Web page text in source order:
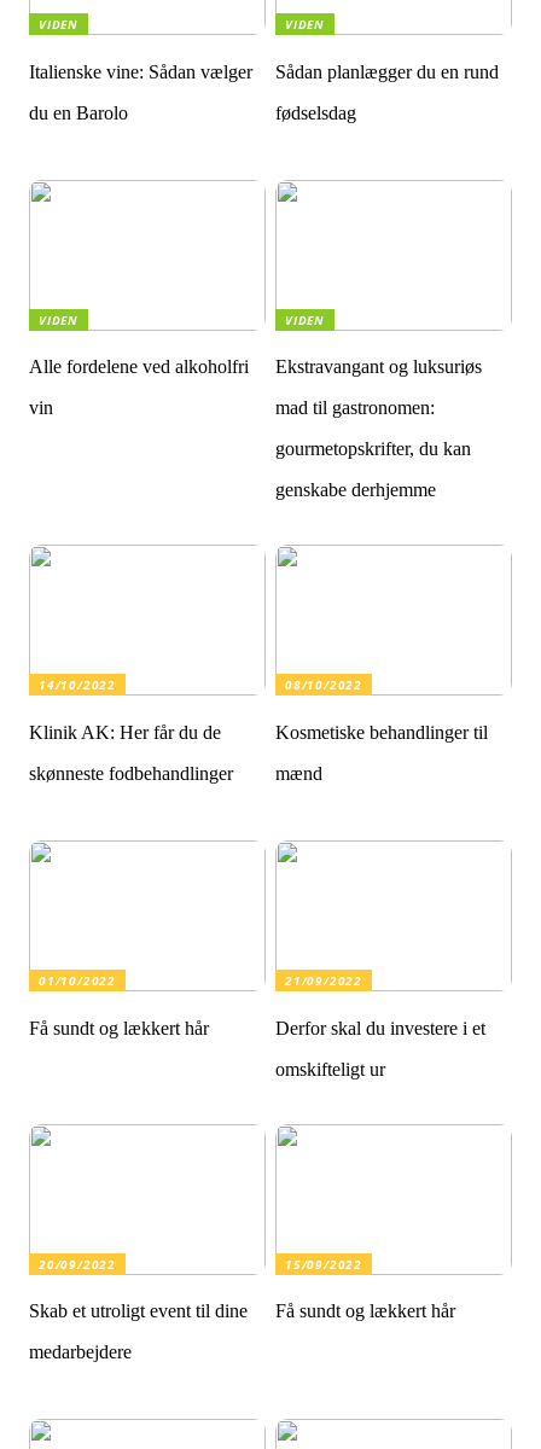
VIDEN
Italienske vine: Sådan vælger
du en Barolo
VIDEN
Sådan planlægger du en rund
fødselsdag
VIDEN
Alle fordelene ved alkoholfri
vin
VIDEN
Ekstravangant og luksuriøs
mad til gastronomen:
gourmetopskrifter, du kan
genskabe derhjemme
14/10/2022
Klinik AK: Her får du de
skønneste fodbehandlinger
08/10/2022
Kosmetiske behandlinger til
mænd
01/10/2022
Få sundt og lækkert hår
21/09/2022
Derfor skal du investere i et
omskifteligt ur
20/09/2022
Skab et utroligt event til dine
medarbejdere
15/09/2022
Få sundt og lækkert hår